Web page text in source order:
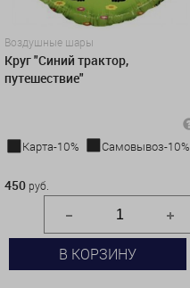
Воздушные шары
Круг "Синий трактор,
путешествие"
Карта-10%
Самовывоз-10%
450 руб.
В КОРЗИНУ